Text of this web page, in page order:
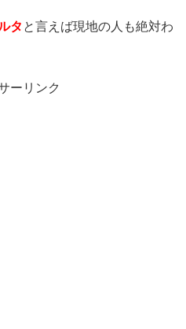
タ と言えば現地の人も絶対わ
ーリンク